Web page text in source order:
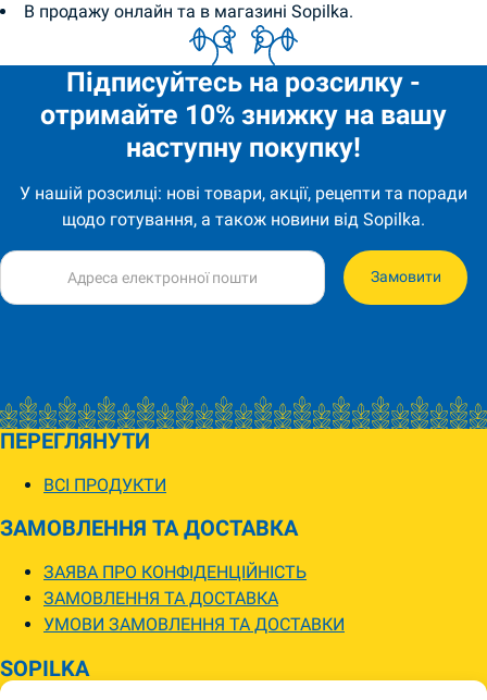
В продажу онлайн та в магазині Sopilka.
Підписуйтесь на розсилку -
отримайте 10% знижку на вашу
наступну покупку!
У нашій розсилці: нові товари, акції, рецепти та поради
щодо готування, а також новини від Sopilka.
Замовити
ПЕРЕГЛЯНУТИ
ВСІ ПРОДУКТИ
ЗАМОВЛЕННЯ ТА ДОСТАВКА
ЗАЯВА ПРО КОНФІДЕНЦІЙНІСТЬ
ЗАМОВЛЕННЯ ТА ДОСТАВКА
УМОВИ ЗАМОВЛЕННЯ ТА ДОСТАВКИ
SOPILKA